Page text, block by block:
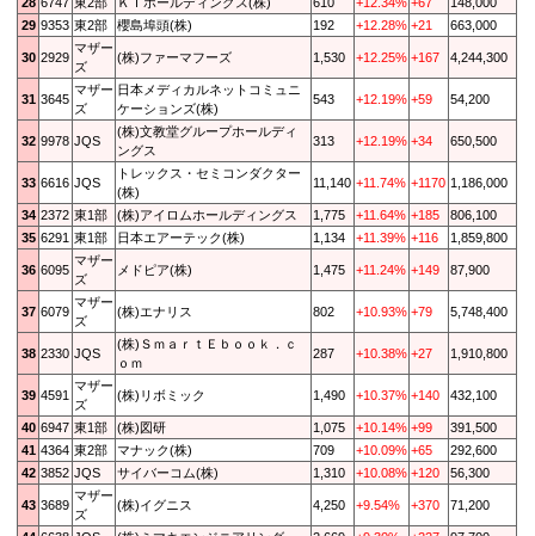
29 9353 東2部 櫻島埠頭(株) 192 +12.28% +21 663,000
30 2929
マザー
ズ
(株)ファーマフーズ 1,530 +12.25% +167 4,244,300
31 3645
マザー
ズ
日本メディカルネットコミュニ
ケーションズ(株)
543 +12.19% +59 54,200
32 9978 JQS
(株)文教堂グループホールディ
ングス
313 +12.19% +34 650,500
33 6616 JQS
トレックス・セミコンダクター
(株)
11,140 +11.74% +1170 1,186,000
34 2372 東1部 (株)アイロムホールディングス 1,775 +11.64% +185
806,100
35 6291 東1部 日本エアーテック(株) 1,134 +11.39% +116 1,859,800
36 6095
マザー
ズ
メドピア(株) 1,475 +11.24% +149 87,900
37 6079
マザー
ズ
(株)エナリス 802 +10.93% +79 5,748,400
38 2330 JQS
(株)ＳｍａｒｔＥｂｏｏｋ．ｃ
ｏｍ
287 +10.38% +27 1,910,800
39 4591
マザー
ズ
(株)リボミック 1,490 +10.37% +140 432,100
40 6947 東1部 (株)図研 1,075 +10.14% +99
391,500
41 4364 東2部 マナック(株) 709 +10.09% +65
292,600
42 3852 JQS サイバーコム(株) 1,310 +10.08% +120 56,300
43 3689
マザー
ズ
(株)イグニス 4,250 +9.54% +370 71,200